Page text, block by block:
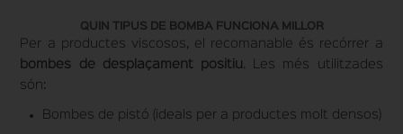
QUIN TIPUS DE BOMBA FUNCIONA MILLOR
Per a productes viscosos, el recomanable és recórrer a
bombes de desplaçament positiu . Les més utilitzades
són:
Bombes de pistó (ideals per a productes molt densos)